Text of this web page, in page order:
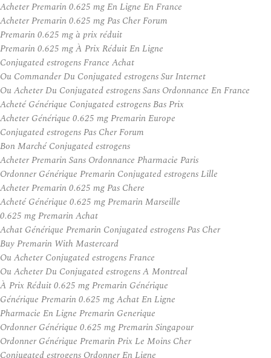
Acheter Premarin 0.625 mg En Ligne En France
Acheter Premarin 0.625 mg Pas Cher Forum
Premarin 0.625 mg à prix réduit
Premarin 0.625 mg À Prix Réduit En Ligne
Conjugated estrogens France Achat
Ou Commander Du Conjugated estrogens Sur Internet
Ou Acheter Du Conjugated estrogens Sans Ordonnance En France
Acheté Générique Conjugated estrogens Bas Prix
Acheter Générique 0.625 mg Premarin Europe
Conjugated estrogens Pas Cher Forum
Bon Marché Conjugated estrogens
Acheter Premarin Sans Ordonnance Pharmacie Paris
Ordonner Générique Premarin Conjugated estrogens Lille
Acheter Premarin 0.625 mg Pas Chere
Acheté Générique 0.625 mg Premarin Marseille
0.625 mg Premarin Achat
Achat Générique Premarin Conjugated estrogens Pas Cher
Buy Premarin With Mastercard
Ou Acheter Conjugated estrogens France
Ou Acheter Du Conjugated estrogens A Montreal
À Prix Réduit 0.625 mg Premarin Générique
Générique Premarin 0.625 mg Achat En Ligne
Pharmacie En Ligne Premarin Generique
Ordonner Générique 0.625 mg Premarin Singapour
Ordonner Générique Premarin Prix Le Moins Cher